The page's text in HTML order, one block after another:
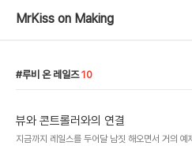
MrKiss on Making
루비 온 레일즈 10
뷰와 콘트롤러와의 연결
지금까지 레일스를 두어달 남짓 해오면서 거의